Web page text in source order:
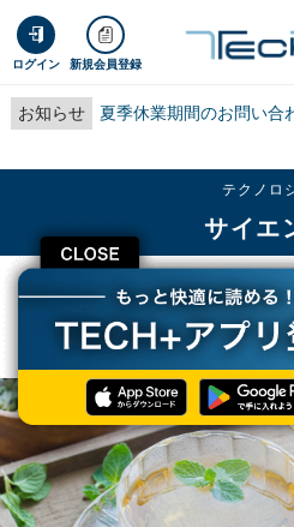
ログイン 新規会員登録
お知らせ 夏季休業期間のお問い合
CLOSE
テクノロ
サイエ
TECH+ テクノロジー
サイエンス
メントールで冷感効果を感じる理由 - 秘密